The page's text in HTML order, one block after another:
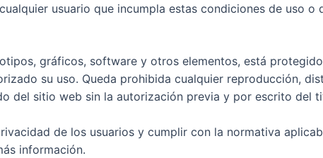
usuario que incumpla estas condiciones de uso o
gráficos, software y otros elementos, está
su uso. Queda prohibida cualquier reproducción,
del sitio web sin la autorización previa y por escrito del
de los usuarios y cumplir con la normativa
información.